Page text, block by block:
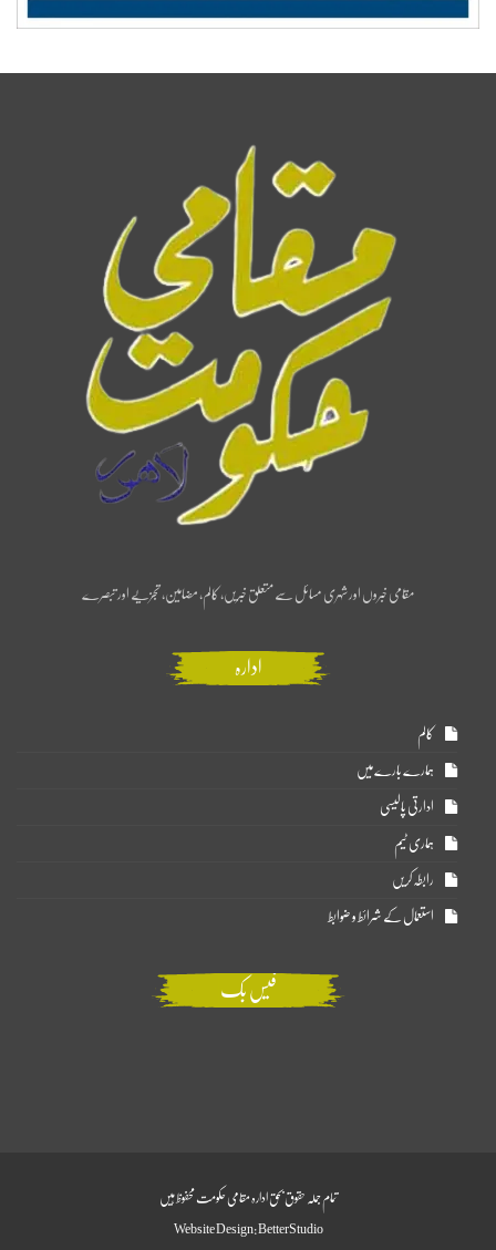
مقامی خبروں اور شہری مسائل سے متعلق خبریں، کالم، مضامین، تجزیے اور تبصرے
ادارہ
کالم
ہمارے بارے میں
ادارتی پالیسی
ہماری ٹیم
رابطہ کریں
استعمال کے شرائط و ضوابط
فیس بک
تمام جملہ حقوق بحق ادارہ مقامی حکومت محفوظ ہیں
Website Design: BetterStudio